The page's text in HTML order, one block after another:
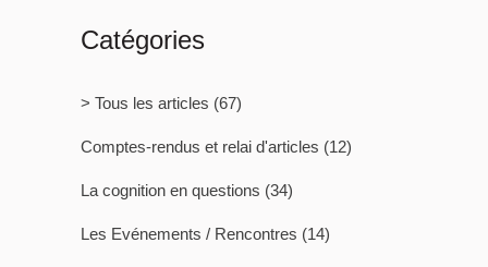
Catégories
> Tous les articles (67)
Comptes-rendus et relai d'articles (12)
La cognition en questions (34)
Les Evénements / Rencontres (14)